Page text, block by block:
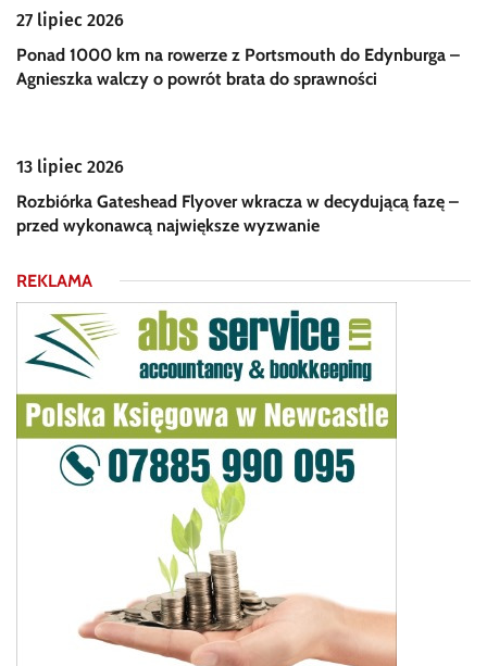
27 lipiec 2026
Ponad 1000 km na rowerze z Portsmouth do Edynburga –
Agnieszka walczy o powrót brata do sprawności
13 lipiec 2026
Rozbiórka Gateshead Flyover wkracza w decydującą fazę –
przed wykonawcą największe wyzwanie
REKLAMA